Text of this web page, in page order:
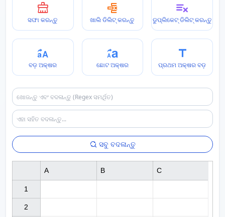
ସଫା କରନ୍ତୁ ଖାଲି ଡିଲିଟ୍ କରନ୍ତୁ ଡୁପ୍ଲିକେଟ୍ ଡିଲିଟ୍ କରନ୍ତୁ
ବଡ଼ ଅକ୍ଷର ଛୋଟ ଅକ୍ଷର ପ୍ରଥମ ଅକ୍ଷର ବଡ଼
ସବୁ ବଦଳାନ୍ତୁ
1
2
A B C